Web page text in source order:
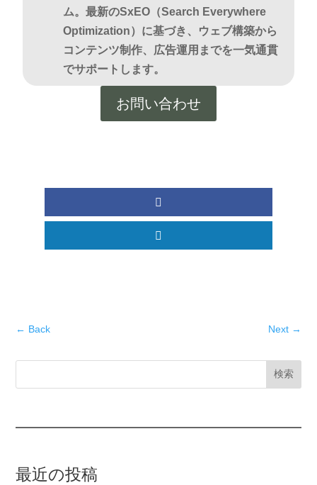
ム。最新のSxEO（Search Everywhere
Optimization）に基づき、ウェブ構築から
コンテンツ制作、広告運用までを一気通貫
でサポートします。
お問い合わせ
← Back Next→
検索
最近の投稿